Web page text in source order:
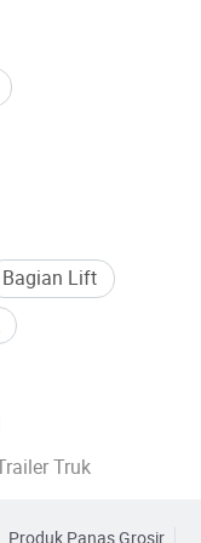
Bagian Lift
Truk
Produk Panas Grosir